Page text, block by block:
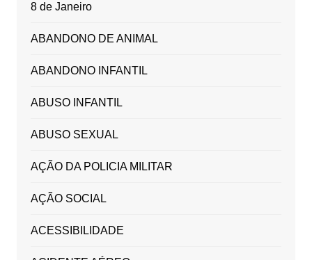
8 de Janeiro
ABANDONO DE ANIMAL
ABANDONO INFANTIL
ABUSO INFANTIL
ABUSO SEXUAL
AÇÃO DA POLICIA MILITAR
AÇÃO SOCIAL
ACESSIBILIDADE